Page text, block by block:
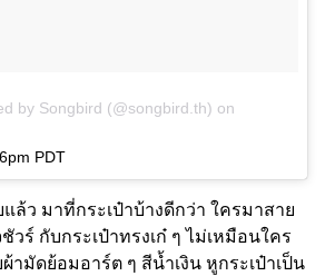
by Songbird (@songbird.th) on
PDT
แล้ว มาที่กระเป๋าบ้างดีกว่า ใครมาสาย
วร์ กับกระเป๋าทรงเก๋ ๆ ไม่เหมือนใคร
ามัดย้อมอาร์ต ๆ สีน้ำเงิน หูกระเป๋าเป็น